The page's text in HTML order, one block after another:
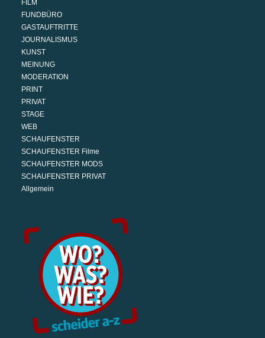
FILM
FUNDBÜRO
GASTAUFTRITTE
JOURNALISMUS
KUNST
MEINUNG
MODERATION
PRINT
PRIVAT
STAGE
WEB
SCHAUFENSTER
SCHAUFENSTER Filme
SCHAUFENSTER MODS
SCHAUFENSTER PRIVAT
Allgemein